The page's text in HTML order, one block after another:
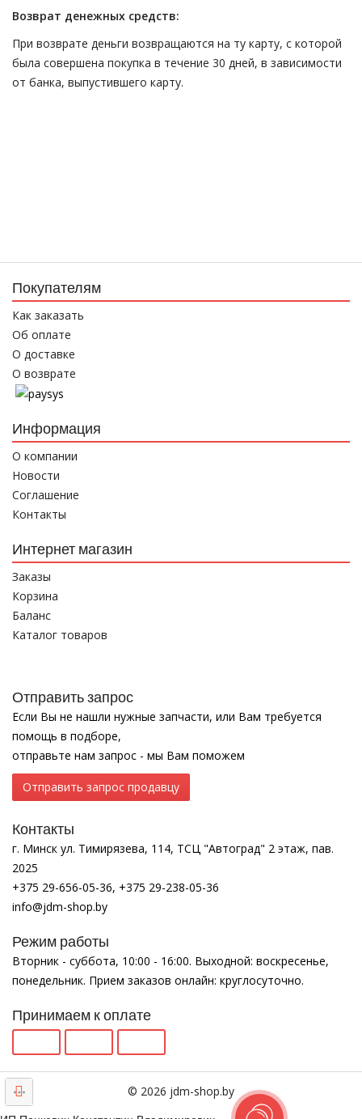
Возврат денежных средств:
При возврате деньги возвращаются на ту карту, с которой
была совершена покупка в течение 30 дней, в зависимости
от банка, выпустившего карту.
Покупателям
Как заказать
Об оплате
О доставке
О возврате
Информация
О компании
Новости
Соглашение
Контакты
Интернет магазин
Заказы
Корзина
Баланс
Каталог товаров
Отправить запрос
Если Вы не нашли нужные запчасти, или Вам требуется
помощь в подборе,
отправьте нам запрос - мы Вам поможем
Отправить запрос продавцу
Контакты
г. Минск ул. Тимирязева, 114, ТСЦ "Автоград" 2 этаж, пав.
2025
+375 29-656-05-36, +375 29-238-05-36
info@jdm-shop.by
Режим работы
Вторник - суббота, 10:00 - 16:00. Выходной: воскресенье,
понедельник. Прием заказов онлайн: круглосуточно.
Принимаем к оплате
© 2026 jdm-shop.by